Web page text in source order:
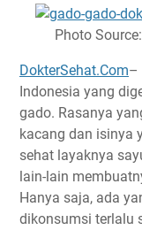
Photo
DokterSehat.Com–
Indonesia yang
gado. Rasanya
kacang dan isinya
sehat layaknya
lain-lain
Hanya saja, ada
dikonsumsi terlalu